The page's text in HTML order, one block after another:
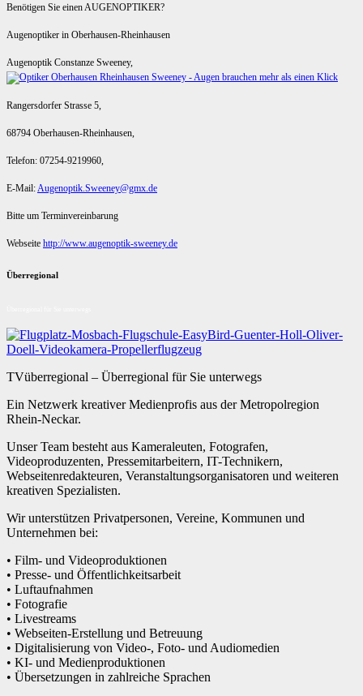
Benötigen Sie einen AUGENOPTIKER?
Augenoptiker in Oberhausen-Rheinhausen
Augenoptik Constanze Sweeney,
Rangersdorfer Strasse 5,
68794 Oberhausen-Rheinhausen,
Telefon: 07254-9219960,
E-Mail:Augenoptik.Sweeney@gmx.de
Bitte um Terminvereinbarung
Webseite http://www.augenoptik-sweeney.de
Überregional
TVüberregional – Überregional für Sie unterwegs
Ein Netzwerk kreativer Medienprofis aus der Metropolregion
Rhein-Neckar.
Unser Team besteht aus Kameraleuten, Fotografen,
Videoproduzenten, Pressemitarbeitern, IT-Technikern,
Webseitenredakteuren, Veranstaltungsorganisatoren und weiteren
kreativen Spezialisten.
Wir unterstützen Privatpersonen, Vereine, Kommunen und
Unternehmen bei:
• Film- und Videoproduktionen
• Presse- und Öffentlichkeitsarbeit
• Luftaufnahmen
• Fotografie
• Livestreams
• Webseiten-Erstellung und Betreuung
• Digitalisierung von Video-, Foto- und Audiomedien
• KI- und Medienproduktionen
• Übersetzungen in zahlreiche Sprachen